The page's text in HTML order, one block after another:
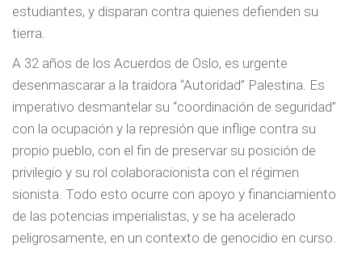
estudiantes, y disparan contra quienes defienden su
tierra.
A 32 años de los Acuerdos de Oslo, es urgente
desenmascarar a la traidora “Autoridad” Palestina. Es
imperativo desmantelar su “coordinación de seguridad”
con la ocupación y la represión que inflige contra su
propio pueblo, con el fin de preservar su posición de
privilegio y su rol colaboracionista con el régimen
sionista. Todo esto ocurre con apoyo y financiamiento
de las potencias imperialistas, y se ha acelerado
peligrosamente, en un contexto de genocidio en curso.